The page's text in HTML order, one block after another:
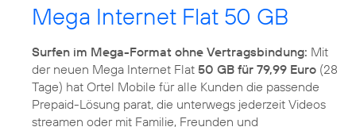
Mega Internet Flat 50 GB
Surfen im Mega-Format ohne Vertragsbindung: Mit
der neuen Mega Internet Flat 50 GB für 79,99 Euro (28
Tage) hat Ortel Mobile für alle Kunden die passende
Prepaid-Lösung parat, die unterwegs jederzeit Videos
streamen oder mit Familie, Freunden und